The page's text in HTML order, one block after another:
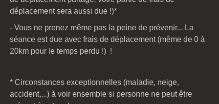
déplacement sera aussi due !)*
- Vous ne prenez même pas la peine de prévenir... La
séance est due avec frais de déplacement (même de 0 à
20km pour le temps perdu !) !
* Circonstances exceptionnelles (maladie, neige,
accident,...) à voir ensemble si personne ne peut être